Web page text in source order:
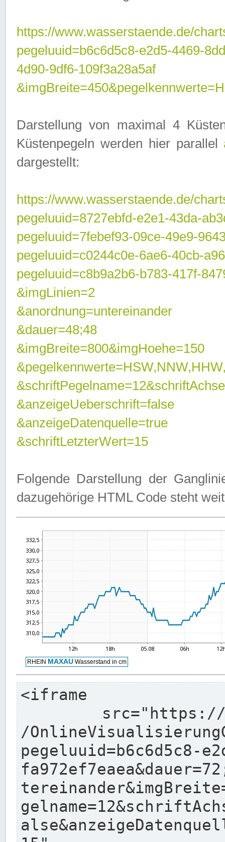
https://www.wasserstaende.de/
pegeluuid=b6c6d5c8-e2d5-4469-
4d90-9df6-109f3a28a5af
Darstellung von maximal 4
Küstenpegeln werden hier parallel
dargestellt:
https://www.wasserstaende.de/
pegeluuid=8727ebfd-e2e1-43da-
pegeluuid=7febef93-09ce-49e9-
pegeluuid=c0244c0e-6ae6-40cb-
pegeluuid=c8b9a2b6-b783-417f-
&imgLinien=2
&anordnung=untereinander
&dauer=48;48
&imgBreite=800&imgHoehe=150
&anzeigeUeberschrift=false
&anzeigeDatenquelle=true
&schriftLetzterWert=15
Folgende Darstellung der
dazugehörige HTML Code steht
<iframe
/
pegeluuid=b6c6d5c8-